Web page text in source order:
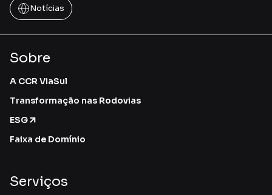
Notícias
Sobre
A CCR ViaSul
Transformação nas Rodovias
ESG
Faixa de Domínio
Serviços